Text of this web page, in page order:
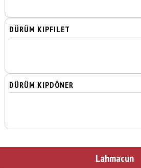
DÜRÜM KIPFILET
DÜRÜM KIPDÖNER
Lahmacun